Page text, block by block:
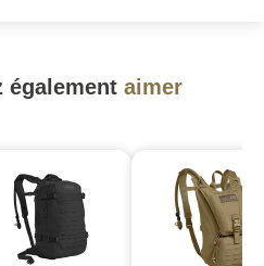
également aimer